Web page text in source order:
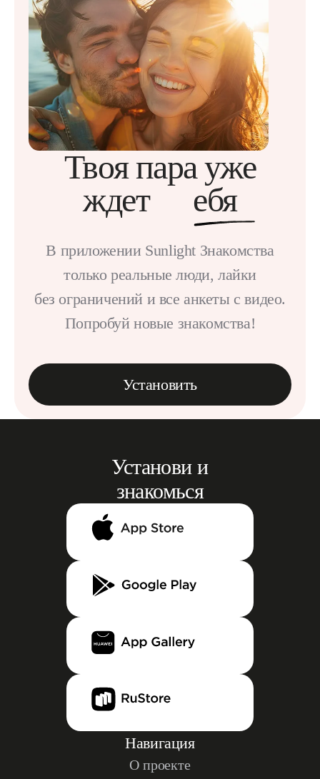
Твоя пара уже
ждет
ебя
В приложении Sunlight Знакомства
только реальные люди, лайки
без ограничений и все анкеты с видео.
Попробуй новые знакомства!
Установить
Установи и
знакомься
Навигация
О проекте